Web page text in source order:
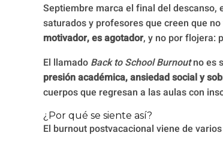
Septiembre marca el final del descanso,
saturados y profesores que creen que
motivador, es agotador, y no por flojera:
El llamado Back to School Burnoutno es
presión académica, ansiedad social y
cuerpos que regresan a las aulas con
¿Por qué se siente así?
El burnout postvacacional viene de